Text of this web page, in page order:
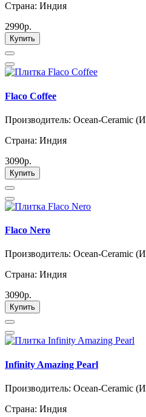
Страна: Индия
2990р.
Купить
Flaco Coffee
Производитель: Ocean-Ceramic
Страна: Индия
3090р.
Купить
Flaco Nero
Производитель: Ocean-Ceramic
Страна: Индия
3090р.
Купить
Infinity Amazing Pearl
Производитель: Ocean-Ceramic
Страна: Индия